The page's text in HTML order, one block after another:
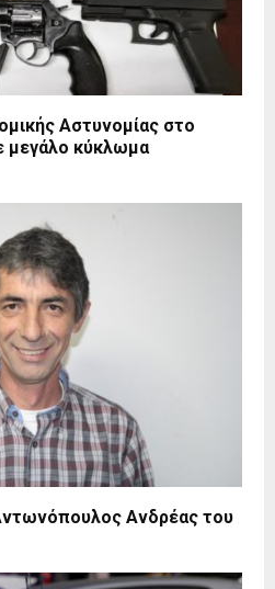
Αστυνομίας στο
μεγάλο κύκλωμα
Ανδρέας του